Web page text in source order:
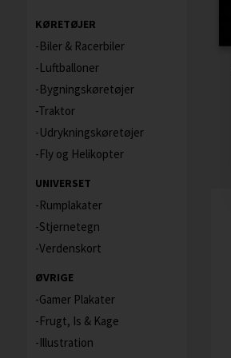
KØRETØJER
Biler & Racerbiler
Luftballoner
Bygningskøretøjer
Traktor
Udrykningskøretøjer
Fly og Helikopter
UNIVERSET
Rumplakater
Stjernetegn
Verdenskort
ØVRIGE
Gamer Plakater
Frugt, Is & Kage
Illustration